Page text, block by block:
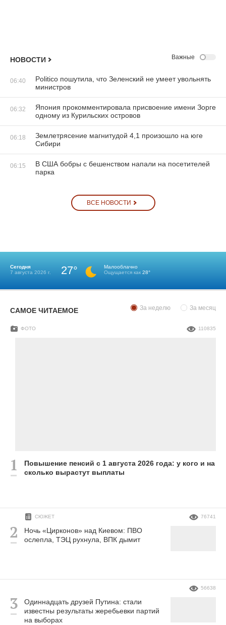
НОВОСТИ Важные
06:40
Politico пошутила, что Зеленский не умеет увольнять
министров
06:32
Япония прокомментировала присвоение имени Зорге
одному из Курильских островов
06:18
Землетрясение магнитудой 4,1 произошло на юге
Сибири
06:15
В США бобры с бешенством напали на посетителей
парка
ВСЕ НОВОСТИ
Сегодня
7 августа 2026 г.
27°
Малооблачно
Ощущается как 28°
САМОЕ ЧИТАЕМОЕ За неделю За месяц
Повышение пенсий с 1 августа 2026 года: у кого и на
сколько вырастут выплаты
ФОТО 110835
Ночь «Цирконов» над Киевом: ПВО
ослепла, ТЭЦ рухнула, ВПК дымит
СЮЖЕТ 76741
Одиннадцать друзей Путина: стали
известны результаты жеребьевки партий
на выборах
56638